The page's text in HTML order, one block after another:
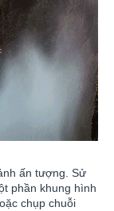
ấn tượng. Sử
phần khung hình
chụp chuỗi